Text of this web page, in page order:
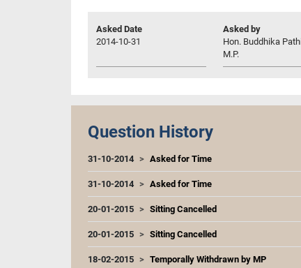
Asked Date
2014-10-31
Asked by
Hon. Buddhika
M.P.
Question History
31-10-2014 Asked for Time
31-10-2014 Asked for Time
20-01-2015 Sitting Cancelled
20-01-2015 Sitting Cancelled
18-02-2015 Temporally Withdrawn by MP